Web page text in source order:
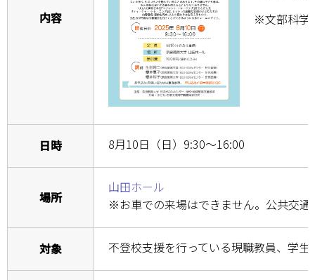
教育・学生生活
産官学連携
奈良国立大学機構
教育資料館
内容
※文部科学
日時 8月10日（日）9:30～16:00
場所
山田ホール
※お車での来場はできません。公共交
対象 不登校支援を行っている現職教員、学